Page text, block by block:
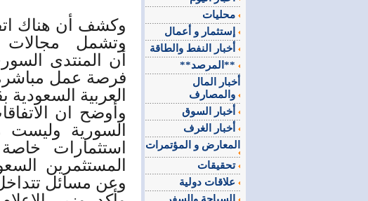
وكشف أن هناك
وتشمل مجالات
أن
العربية السعودية بقيمة 6
وأوضح ان
السورية
استثمارات
المستثمرين
وعن مسائل تتداخل
**المرصد**
أخبار المال
المعارض و المؤتمرات
تحقيقات